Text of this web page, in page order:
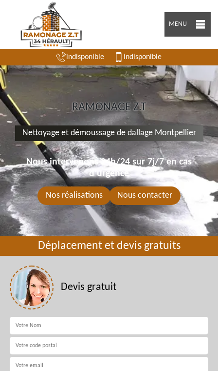
MENU
indisponible indisponible
RAMONAGE Z.T
Nettoyage et démoussage de dallage Montpellier
Nous intervenons 24h/24 sur 7j/7 en cas
d'urgence
Nos réalisations Nous contacter
Déplacement et devis gratuits
Devis gratuit